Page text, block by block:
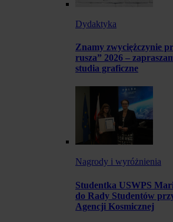
Dydaktyka
Znamy zwyciężczynie
rusza” 2026 –
studia graficzne
Nagrody i wyróżnienia
Studentka USWPS
do Rady Studentów
Agencji Kosmicznej